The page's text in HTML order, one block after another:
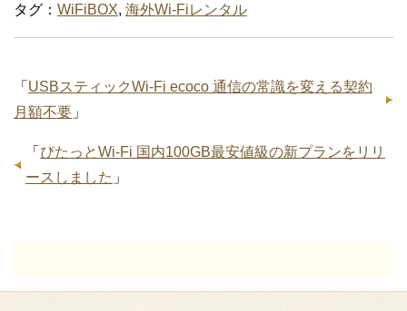
タグ： WiFiBOX, 海外Wi-Fiレンタル
「 USBスティックWi-Fi ecoco 通信の常識を変える契約
月額不要 」
「 ぴたっとWi-Fi 国内100GB最安値級の新プランをリリ
ースしました 」